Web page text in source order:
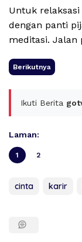
Untuk
dengan panti
meditasi. Jalan
Berikutnya
Ikuti Berita
Laman:
1 2
cinta karir